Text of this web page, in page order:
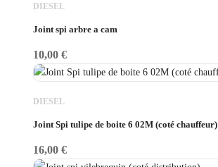
DIESEL
Joint spi arbre a cam
10,00 €
DIESEL
Joint Spi tulipe de boite 6 02M (coté chauffeur)
16,00 €